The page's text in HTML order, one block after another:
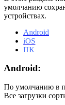
умолчанию
устройствах.
Android
iOS
ПК
Android:
По умолчанию в
Все загрузки